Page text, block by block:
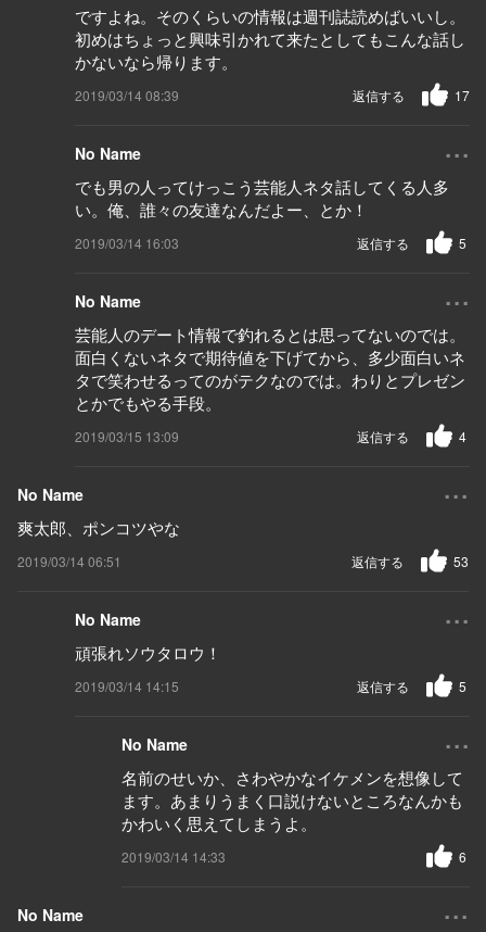
ですよね。そのくらいの情報は週刊誌読めばいいし。
初めはちょっと興味引かれて来たとしてもこんな話し
かないなら帰ります。
2019/03/14 08:39 17
返信する
No Name ...
でも男の人ってけっこう芸能人ネタ話してくる人多
い。俺、誰々の友達なんだよー、とか！
2019/03/14 16:03 5
返信する
No Name ...
芸能人のデート情報で釣れるとは思ってないのでは。
面白くないネタで期待値を下げてから、多少面白いネ
タで笑わせるってのがテクなのでは。わりとプレゼン
とかでもやる手段。
2019/03/15 13:09 4
返信する
No Name ...
爽太郎、ポンコツやな
2019/03/14 06:51 53
返信する
No Name ...
頑張れソウタロウ！
2019/03/14 14:15 5
返信する
No Name ...
名前のせいか、さわやかなイケメンを想像して
ます。あまりうまく口説けないところなんかも
かわいく思えてしまうよ。
2019/03/14 14:33 6
No Name ...